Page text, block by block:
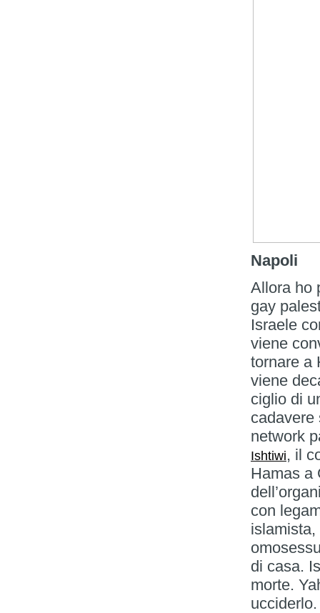
Napoli
Allora ho
gay
Israele
viene
tornare a
viene
ciglio di
cadavere
network
Ishtiwi, il
Hamas a
con
di casa.
morte.